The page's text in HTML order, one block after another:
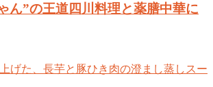
ん”の王道四川料理と薬膳中華に